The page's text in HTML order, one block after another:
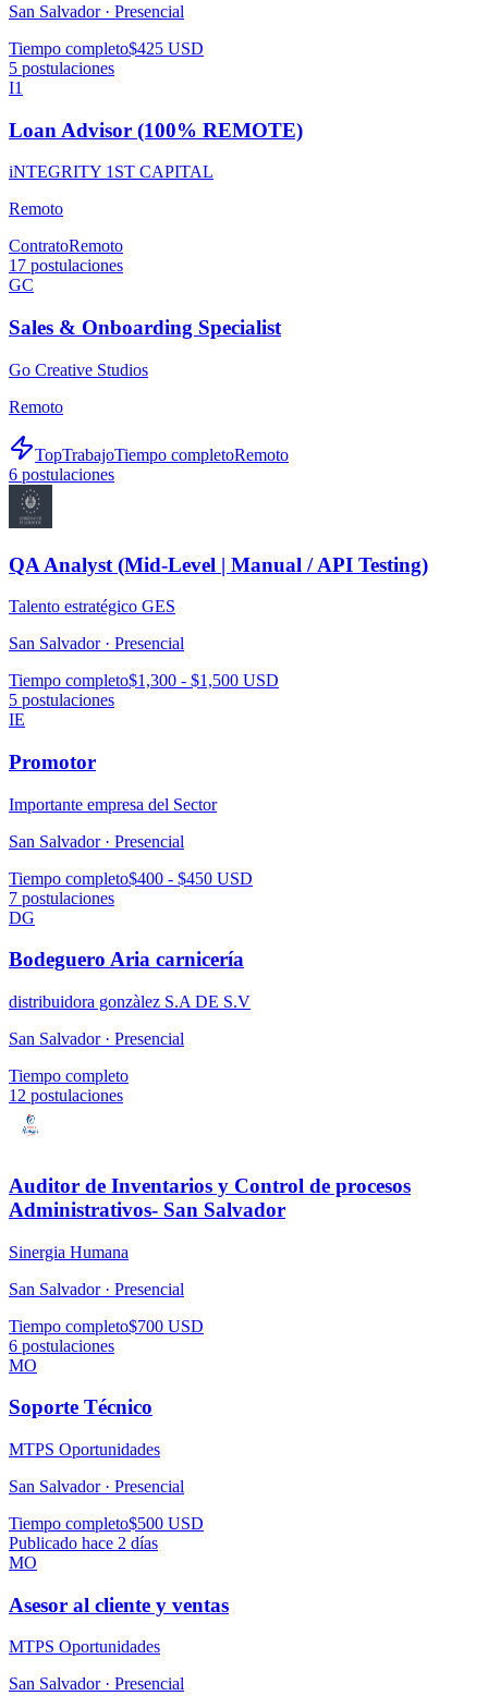
San Salvador · Presencial
Tiempo completo$425 USD
5 postulaciones
I1
Loan Advisor (100% REMOTE)
iNTEGRITY 1ST CAPITAL
Remoto
ContratoRemoto
17 postulaciones
GC
Sales & Onboarding Specialist
Go Creative Studios
Remoto
TopTrabajoTiempo completoRemoto
6 postulaciones
QA Analyst (Mid-Level | Manual / API Testing)
Talento estratégico GES
San Salvador · Presencial
Tiempo completo$1,300 - $1,500 USD
5 postulaciones
IE
Promotor
Importante empresa del Sector
San Salvador · Presencial
Tiempo completo$400 - $450 USD
7 postulaciones
DG
Bodeguero Aria carnicería
distribuidora gonzàlez S.A DE S.V
San Salvador · Presencial
Tiempo completo
12 postulaciones
Auditor de Inventarios y Control de procesos
Administrativos- San Salvador
Sinergia Humana
San Salvador · Presencial
Tiempo completo$700 USD
6 postulaciones
MO
Soporte Técnico
MTPS Oportunidades
San Salvador · Presencial
Tiempo completo$500 USD
Publicado hace 2 días
MO
Asesor al cliente y ventas
MTPS Oportunidades
San Salvador · Presencial